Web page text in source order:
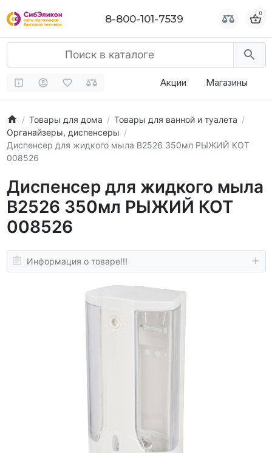
8-800-101-7539 0
Акции Магазины
Товары для дома
Товары для ванной и туалета
Органайзеры, диспенсеры
Диспенсер для жидкого мыла B2526 350мл РЫЖИЙ КОТ
008526
Диспенсер для жидкого мыла
B2526 350мл РЫЖИЙ КОТ
008526
Информация о товаре!!!
8-800-101-7539 0